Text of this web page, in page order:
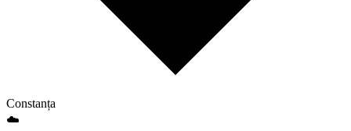
Constanța
☁️